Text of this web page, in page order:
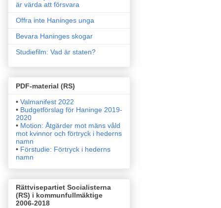
är värda att försvara
Offra inte Haninges unga
Bevara Haninges skogar
Studiefilm: Vad är staten?
PDF-material (RS)
• Valmanifest 2022
• Budgetförslag för Haninge 2019-
2020
• Motion: Åtgärder mot mäns våld
mot kvinnor och förtryck i hederns
namn
• Förstudie: Förtryck i hederns
namn
Rättvisepartiet Socialisterna
(RS) i kommunfullmäktige
2006-2018